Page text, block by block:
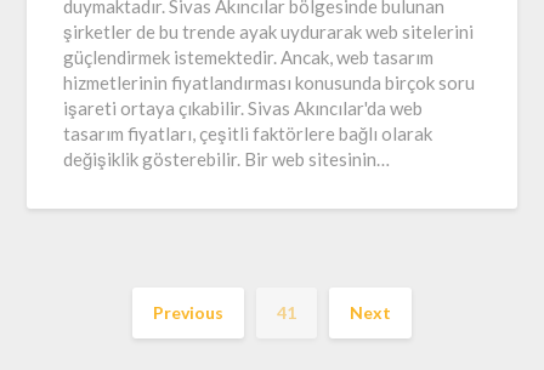
duymaktadır. Sivas Akıncılar bölgesinde bulunan
şirketler de bu trende ayak uydurarak web sitelerini
güçlendirmek istemektedir. Ancak, web tasarım
hizmetlerinin fiyatlandırması konusunda birçok soru
işareti ortaya çıkabilir. Sivas Akıncılar'da web
tasarım fiyatları, çeşitli faktörlere bağlı olarak
değişiklik gösterebilir. Bir web sitesinin…
Previous 41 Next